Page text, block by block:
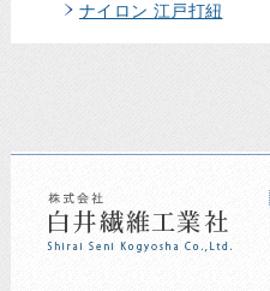
ナイロン 江戸打紐